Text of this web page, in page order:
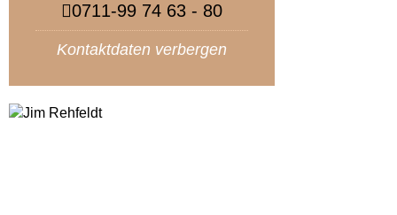
0711-99 74 63 - 80
Kontaktdaten verbergen